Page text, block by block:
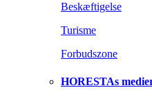
Beskæftigelse
Turisme
Forbudszone
HORESTAs